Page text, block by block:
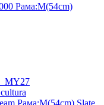
Рама:M(54cm)
Рама:M(54cm) Slate